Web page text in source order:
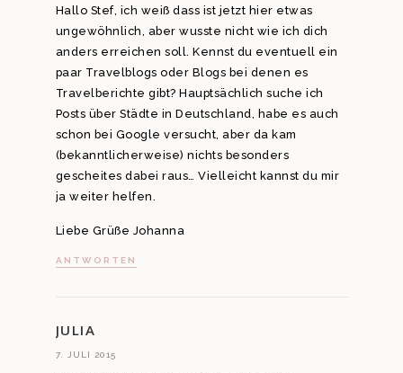
Hallo Stef, ich weiß dass ist jetzt hier etwas
ungewöhnlich, aber wusste nicht wie ich dich
anders erreichen soll. Kennst du eventuell ein
paar Travelblogs oder Blogs bei denen es
Travelberichte gibt? Hauptsächlich suche ich
Posts über Städte in Deutschland, habe es auch
schon bei Google versucht, aber da kam
(bekanntlicherweise) nichts besonders
gescheites dabei raus… Vielleicht kannst du mir
ja weiter helfen.
Liebe Grüße Johanna
ANTWORTEN
JULIA
7. JULI 2015